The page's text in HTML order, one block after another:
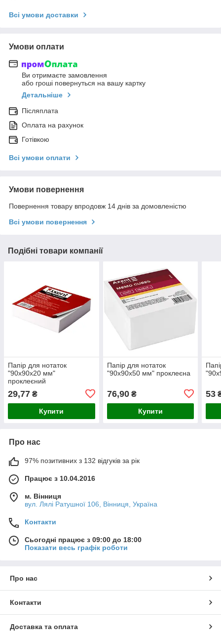
Всі умови доставки
Умови оплати
Ви отримаєте замовлення
або гроші повернуться на вашу картку
Детальніше
Післяплата
Оплата на рахунок
Готівкою
Всі умови оплати
Умови повернення
Повернення товару впродовж 14 днів за домовленістю
Всі умови повернення
Подібні товари компанії
Папір для нотаток
"90х90х20 мм"
проклеєний
29,77 ₴
Купити
Папір для нотаток
"90х90х50 мм" проклеєна
76,90₴
Купити
53
Про нас
97% позитивних з 132 відгуків за рік
Працює з 10.04.2016
м. Вінниця
вул. Лялі Ратушної 106, Вінниця, Україна
Контакти
Сьогодні працює з 09:00 до 18:00
Показати весь графік роботи
Про нас
Контакти
Доставка та оплата